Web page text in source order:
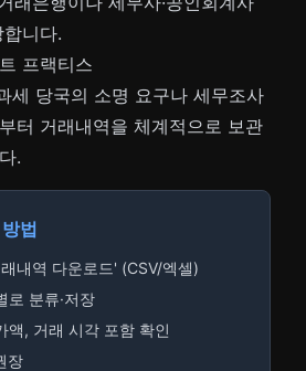
니다.
프랙티스
세 당국의 소명 요구나 세무조사
터 거래내역을 체계적으로 보관
.
법
내역 다운로드' (CSV/엑셀)
로 분류·저장
액, 거래 시각 포함 확인
장